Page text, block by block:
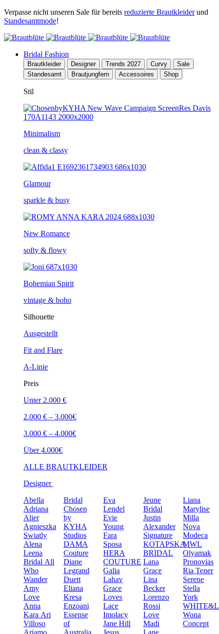
Verpasse nicht unseren Sale für bereits reduzierte Brautkleiderund
Standesamtmode!
Bridal Fashion
Brautkleider Designer Trends 2027 Curvy
Sale
Standesamt
Brautjungfern Accessoires Shop
Stil
Minimalism
clean & classy
Glamour
sparkle & busy
New Romance
softy & flowy
Bohemian Spirit
vintage & boho
Silhouette
Ausgestellt
Fit and Flare
A-Linie
Preis
Unter 2.000 €
2.000 € – 3.000€
3.000 € – 4.000€
Über 4.000€
ALLE BRAUTKLEIDER
Designer
Abella
Adriana
Alier
Agnieszka
Swiatly
Alena
Leena
Bridal All
Who
Wander
Amy
Love
Anna
Kara Ari
Villoso
Ariamo
Bridal
Chosen
by
KYHA
Studios
DAMA
Couture
Diane
Legrand
Duett
Eliana
Kresa
Enzoani
Essense
of
Australia
Eva
Lendel
Evie
Young
Fara
Sposa
HERA
COUTURE
Galia
Lahav
Grace
Loves
Lace
Imolacy
Jane Hill
Jesus
Jeune
Bridal
Justin
Alexander
Signature
KOTAPSKA
BRIDAL
Lana
Grace
Lina
Becker
Lorenzo
Rossi
Love
Madi
Lane
Liana
Marylise
Milla
Nova
Modeca
MWL
Olyamak
Pronovias
Ria Tener
Serene
Stella
York
Wona
Concept